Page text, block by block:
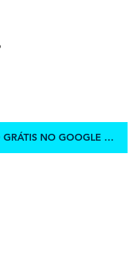
DOWNLOAD GRÁTIS NO GOOGLE DRIVE